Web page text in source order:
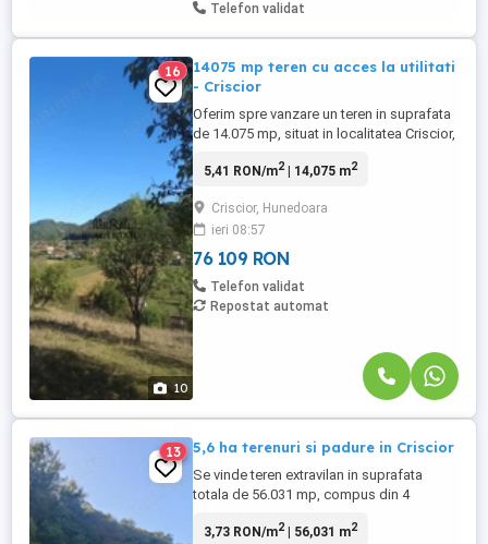
Telefon validat
10
16
14075 mp teren cu acces la utilitati
- Criscior
Oferim spre vanzare un teren in suprafata
de 14.075 mp, situat in localitatea Criscior,
si linistita, cu acces direct din drum
extravilan, insa o parte din suprafata se
afla in intravilan, oferind posibilitati variate
de utilizare. Proprietatea ...
5,41 RON/m2| 14,075 m2
Criscior, Hunedoara
ieri 08:57
76 109 RON
Telefon validat
Repostat automat
13 5,6 ha terenuri si padure in Criscior
Se vinde teren extravilan in suprafata
totala de 56.031 mp, compus din 4
naturala, potrivita pentru activitati agricole,
3,73 RON/m2| 56,031 m2